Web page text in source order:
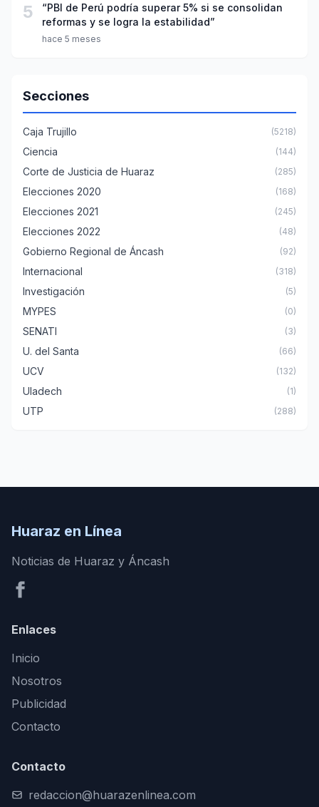
5
“PBI de Perú podría superar 5% si se consolidan
reformas y se logra la estabilidad”
hace 5 meses
Secciones
Caja Trujillo (5218)
Ciencia (144)
Corte de Justicia de Huaraz (285)
Elecciones 2020 (168)
Elecciones 2021 (245)
Elecciones 2022 (48)
Gobierno Regional de Áncash (92)
Internacional (318)
Investigación (5)
MYPES (0)
SENATI (3)
U. del Santa (66)
UCV (132)
Uladech (1)
UTP (288)
Huaraz en Línea
Noticias de Huaraz y Áncash
Enlaces
Inicio
Nosotros
Publicidad
Contacto
Contacto
redaccion@huarazenlinea.com